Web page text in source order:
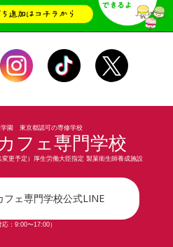
学園 東京都認可の専修学校
フェ専門学校
変更予定）厚生労働大臣指定 製菓衛生師養成施設
ェ専門学校公式LINE
応：9:00〜17:00）